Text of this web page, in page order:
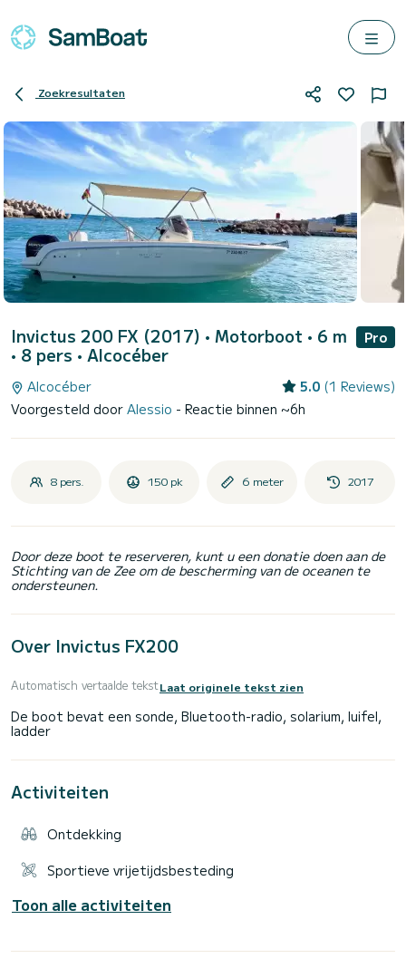
Zoekresultaten
Invictus 200 FX (2017) • Motorboot • 6 m
• 8 pers • Alcocéber
Pro
Alcocéber 5.0 (1 Reviews)
Voorgesteld door Alessio - Reactie binnen ~6h
8 pers. 150 pk 6 meter 2017
Door deze boot te reserveren, kunt u een donatie doen aan de
Stichting van de Zee om de bescherming van de oceanen te
ondersteunen.
Over Invictus FX200
Automatisch vertaalde tekstLaat originele tekst zien
De boot bevat een sonde, Bluetooth-radio, solarium, luifel,
Activiteiten
Ontdekking
Sportieve vrijetijdsbesteding
Toon alle activiteiten